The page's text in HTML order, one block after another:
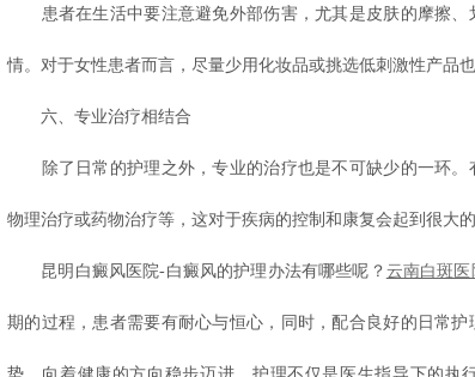
患者在生活中要注意避免外部伤害，尤其是皮肤的摩擦、
情。对于女性患者而言，尽量少用化妆品或挑选低刺激性产品也
六、专业治疗相结合
除了日常的护理之外，专业的治疗也是不可缺少的一环。
物理治疗或药物治疗等，这对于疾病的控制和康复会起到很大的
昆明白癜风医院-白癜风的护理办法有哪些呢？ 云南白斑医
期的过程，患者需要有耐心与恒心，同时，配合良好的日常